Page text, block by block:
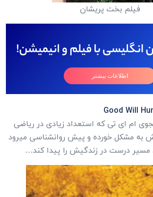
فیلم بخت پریشان
انگلیسی با فیلم و انیمیشن!
اطلاعات بیشتر
ام ای تی که استعداد زیادی در ریاضی
به مشکل خورده و پیش روانشناسی میرود
مسیر درست در زندگیش را پیدا کند…